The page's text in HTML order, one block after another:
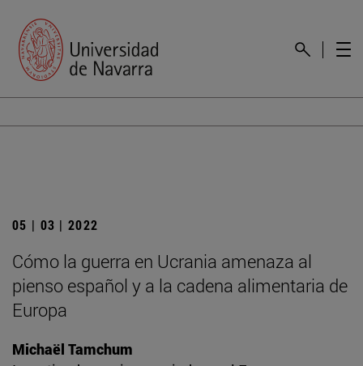
05 | 03 | 2022
Cómo la guerra en Ucrania amenaza al
pienso español y a la cadena alimentaria de
Europa
Michaël Tamchum